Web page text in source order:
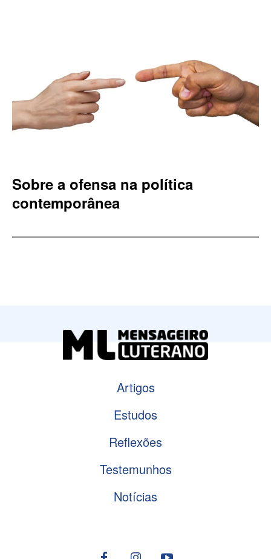
Sobre a ofensa na política
contemporânea
Artigos
Estudos
Reflexões
Testemunhos
Notícias